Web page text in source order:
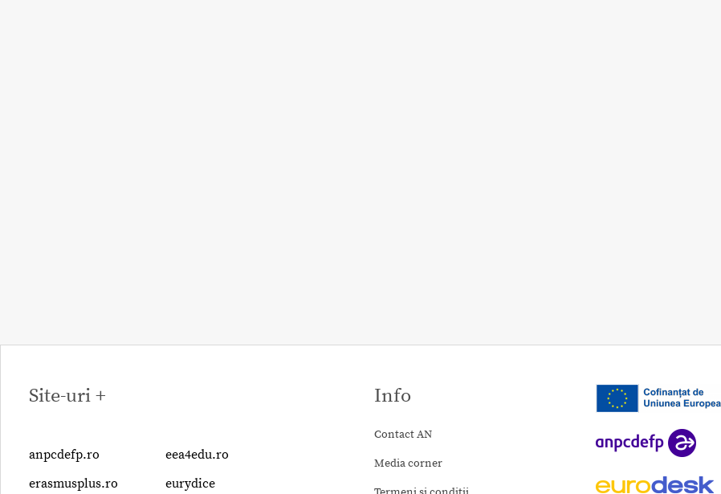
Site-uri +
anpcdefp.ro
erasmusplus.ro
eea4edu.ro
eurydice
Info
Contact AN
Media corner